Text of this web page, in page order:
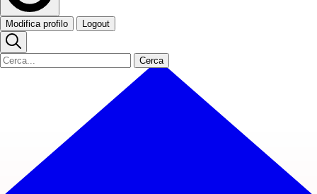
Modifica profilo Logout
Cerca